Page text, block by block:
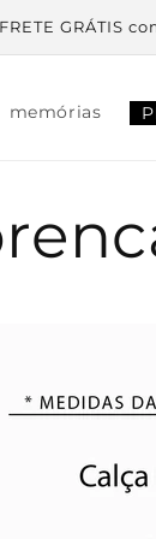
FRETE GRÁTIS
memórias